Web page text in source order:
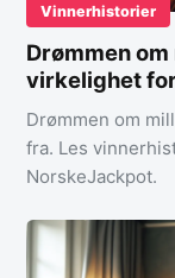
Vinnerhistorier
Drømmen
virkelighet
Drømmen om
fra. Les
NorskeJackpot.